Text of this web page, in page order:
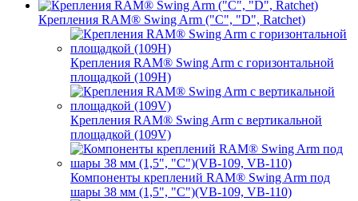
Крепления RAM® Swing Arm ("C", "D", Ratchet)
Крепления RAM® Swing Arm с горизонтальной
площадкой (109H)
Крепления RAM® Swing Arm с вертикальной
площадкой (109V)
Компоненты креплений RAM® Swing Arm под
шары 38 мм (1,5", "C")(VB-109, VB-110)